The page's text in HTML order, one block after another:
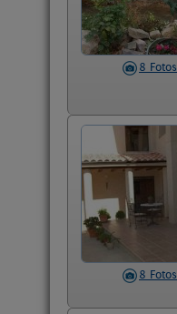
8 Fotos
8 Fotos